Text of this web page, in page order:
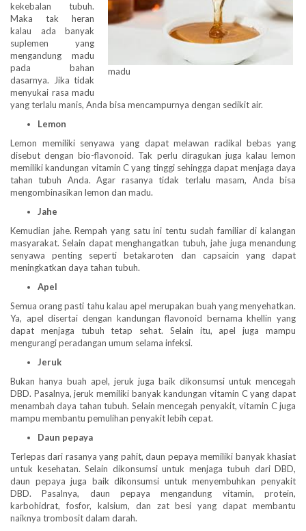
madu
kekebalan tubuh.
Maka tak heran
kalau ada banyak
suplemen yang
mengandung madu
pada bahan
dasarnya. Jika tidak
menyukai rasa madu
yang terlalu manis, Anda bisa mencampurnya dengan sedikit air.
Lemon
Lemon memiliki senyawa yang dapat melawan radikal bebas yang
disebut dengan bio-flavonoid. Tak perlu diragukan juga kalau lemon
memiliki kandungan vitamin C yang tinggi sehingga dapat menjaga daya
tahan tubuh Anda. Agar rasanya tidak terlalu masam, Anda bisa
mengombinasikan lemon dan madu.
Jahe
Kemudian jahe. Rempah yang satu ini tentu sudah familiar di kalangan
masyarakat. Selain dapat menghangatkan tubuh, jahe juga menandung
senyawa penting seperti betakaroten dan capsaicin yang dapat
meningkatkan daya tahan tubuh.
Apel
Semua orang pasti tahu kalau apel merupakan buah yang menyehatkan.
Ya, apel disertai dengan kandungan flavonoid bernama khellin yang
dapat menjaga tubuh tetap sehat. Selain itu, apel juga mampu
mengurangi peradangan umum selama infeksi.
Jeruk
Bukan hanya buah apel, jeruk juga baik dikonsumsi untuk mencegah
DBD. Pasalnya, jeruk memiliki banyak kandungan vitamin C yang dapat
menambah daya tahan tubuh. Selain mencegah penyakit, vitamin C juga
mampu membantu pemulihan penyakit lebih cepat.
Daun pepaya
Terlepas dari rasanya yang pahit, daun pepaya memiliki banyak khasiat
untuk kesehatan. Selain dikonsumsi untuk menjaga tubuh dari DBD,
daun pepaya juga baik dikonsumsi untuk menyembuhkan penyakit
DBD. Pasalnya, daun pepaya mengandung vitamin, protein,
karbohidrat, fosfor, kalsium, dan zat besi yang dapat membantu
naiknya trombosit dalam darah.